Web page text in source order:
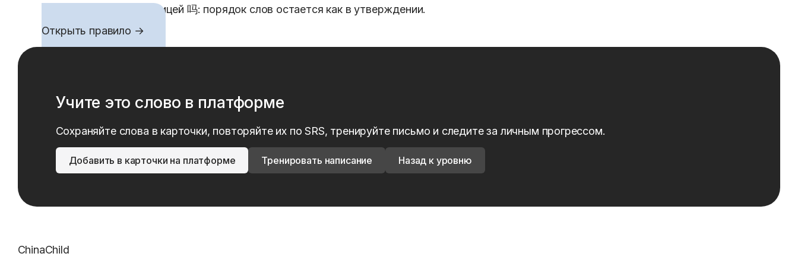
Да-нет вопросы с частицей 吗: порядок слов остается как в утверждении.
Открыть правило →
Учите это слово в платформе
Сохраняйте слова в карточки, повторяйте их по SRS, тренируйте письмо и следите за личным прогрессом.
Добавить в карточки на платформе Тренировать написание Назад к уровню
ChinaChild